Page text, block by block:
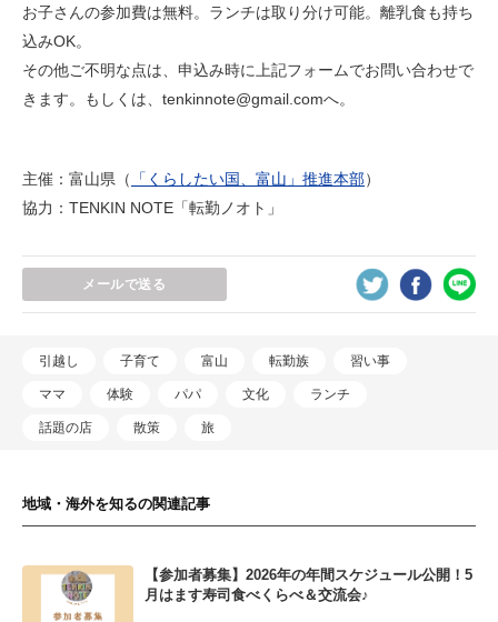
お子さんの参加費は無料。ランチは取り分け可能。離乳食も持ち
込みOK。
その他ご不明な点は、申込み時に上記フォームでお問い合わせで
きます。もしくは、tenkinnote@gmail.comへ。
主催：富山県（ 「くらしたい国、富山」推進本部）
協力：TENKIN NOTE「転勤ノオト」
メールで送る
引越し 子育て 富山 転勤族 習い事
ママ 体験 パパ 文化 ランチ
話題の店 散策 旅
地域・海外を知るの関連記事
【参加者募集】2026年の年間スケジュール公開！5
月はます寿司食べくらべ＆交流会♪